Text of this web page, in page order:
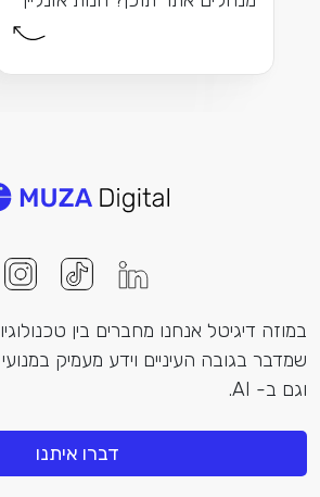
במוזה דיגיטל אנחנו מחברים בין
שמדבר בגובה העיניים וידע מעמיק
וגם ב- AI.
דברו איתנו